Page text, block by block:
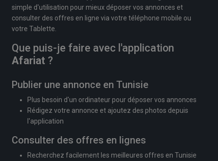
simple d'utilisation pour mieux déposer vos annonces et
consulter des offres en ligne via votre téléphone mobile ou
votre Tablette.
Que puis-je faire avec l'application
Afariat ?
Publier une annonce en Tunisie
Plus besoin d'un ordinateur pour déposer vos annonces
Rédigez votre annonce et ajoutez des photos depuis
l'application
Consulter des offres en lignes
Recherchez facilement les meilleures offres en Tunisie